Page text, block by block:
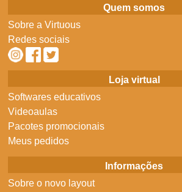
Quem somos
Sobre a Virtuous
Redes sociais
Loja virtual
Softwares educativos
Videoaulas
Pacotes promocionais
Meus pedidos
Informações
Sobre o novo layout